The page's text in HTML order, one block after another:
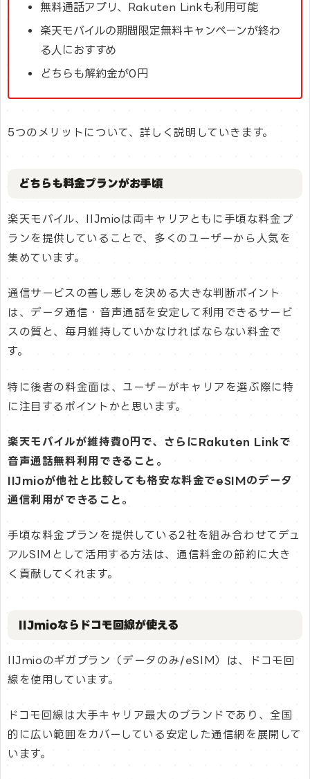
無料通話アプリ、Rakuten Linkも利用可能
楽天モバイルの期間限定無料キャンペーンが終わ
る人におすすめ
どちらも解約金が0円
5つのメリットについて、詳しく説明していきます。
どちらも料金プランがお手頃
楽天モバイル、IIJmioは両キャリアともに手頃な料金プ
ランを提供していることで、多くのユーザーから人気を
集めています。
通信サービスの善し悪しを決める大きな判断ポイント
は、データ通信・音声通話を安定して利用できるサービ
スの質と、毎月維持していかなければならない料金で
す。
特に後者の料金面は、ユーザーがキャリアを選ぶ際に特
に注目するポイントかと思います。
楽天モバイルが維持費0円で、さらにRakuten Linkで
音声通話無料利用できること。
IIJmioが他社と比較しても格安な料金でeSIMのデータ
通信利用ができること。
手頃な料金プランを提供している2社を組み合わせてデュ
アルSIMとして活用する方法は、通信料金の節約に大き
く貢献してくれます。
IIJmioならドコモ回線が使える
IIJmioのギガプラン（データのみ/eSIM）は、ドコモ回
線を使用しています。
ドコモ回線は大手キャリア最大のブランドであり、全国
的に広い範囲をカバーしている安定した通信網を展開して
います。